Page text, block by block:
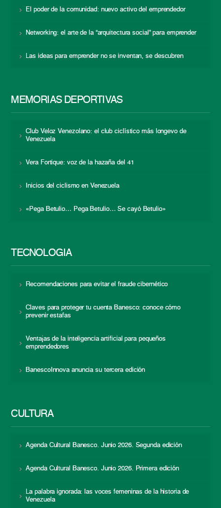
El poder de la comunidad: nuevo activo del emprendedor
Networking: el arte de la “arquitectura social” para emprender
Las ideas para emprender no se inventan, se descubren
MEMORIAS DEPORTIVAS
Club Veloz Venezolano: el club ciclístico más longevo de
Venezuela
Vera Fortique: voz de la hazaña del 41
Inicios del ciclismo en Venezuela
«Pega Betulio… Pega Betulio… Se cayó Betulio»
TECNOLOGÍA
Recomendaciones para evitar el fraude cibernético
Claves para proteger tu cuenta Banesco: conoce cómo
prevenir estafas
Ventajas de la inteligencia artificial para pequeños
emprendedores
BanescoInnova anuncia su tercera edición
CULTURA
Agenda Cultural Banesco. Junio 2026. Segunda edición
Agenda Cultural Banesco. Junio 2026. Primera edición
La palabra ignorada: las voces femeninas de la historia de
Venezuela